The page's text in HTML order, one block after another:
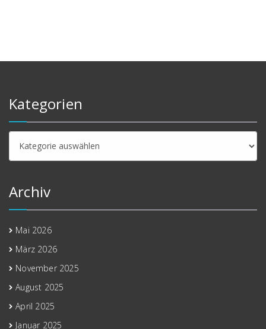
Kategorien
Kategorien
Archiv
Mai 2026
März 2026
November 2025
August 2025
April 2025
Januar 2025